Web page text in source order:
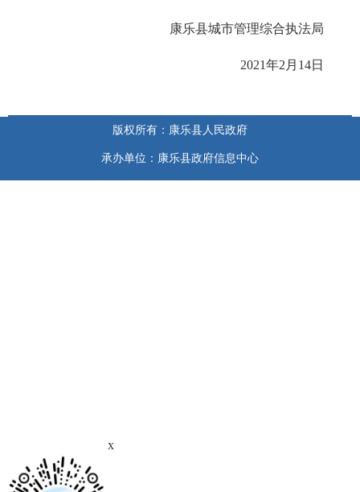
康乐县城市管理综合执法局
2021年2月14日
版权所有：康乐县人民政府
承办单位：康乐县政府信息中心
x